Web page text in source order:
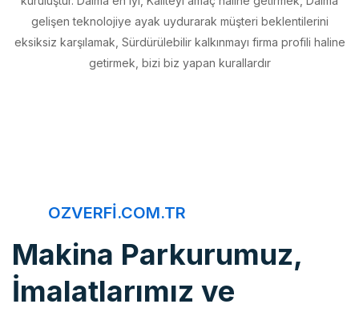
eksiksiz karşılamak, Sürdürülebilir kalkınmayı firma profili haline
getirmek, bizi biz yapan kurallardır
Makina Parkurumuz,
İmalatlarımız ve
Referanslarımızı